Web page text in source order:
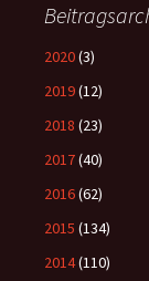
2020(3)
2019(12)
2018 (23)
2017(40)
2016(62)
2015 (134)
2014(110)